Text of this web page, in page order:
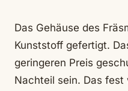
Das Gehäuse des
Kunststoff gefertigt.
geringeren Preis
Nachteil sein. Das